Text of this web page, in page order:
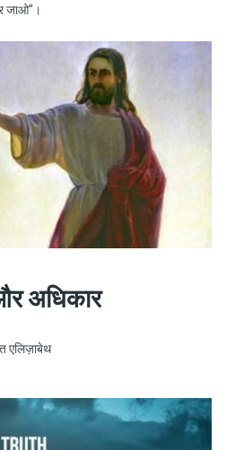
जाओ"।
अधिकार
एलिज़ाबेथ